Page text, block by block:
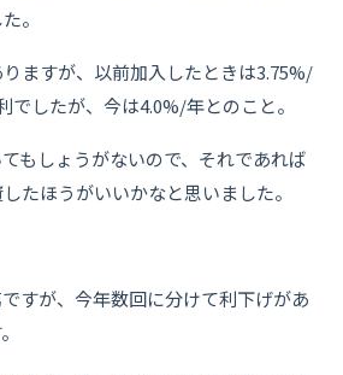
。
ますが、以前加入したときは3.75%/
でしたが、今は4.0%/年とのこと。
もしょうがないので、それであれば
たほうがいいかなと思いました。
ですが、今年数回に分けて利下げがあ